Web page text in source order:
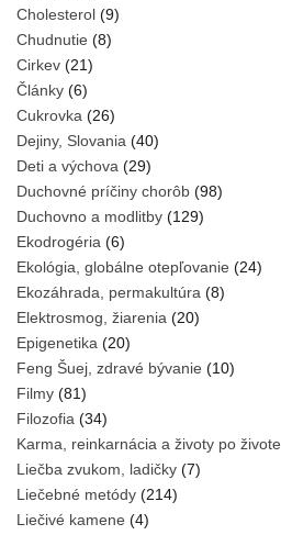
Cholesterol (9)
Chudnutie (8)
Cirkev (21)
Články (6)
Cukrovka (26)
Dejiny, Slovania (40)
Deti a výchova (29)
Duchovné príčiny chorôb (98)
Duchovno a modlitby (129)
Ekodrogéria (6)
Ekológia, globálne otepľovanie (24)
Ekozáhrada, permakultúra (8)
Elektrosmog, žiarenia (20)
Epigenetika (20)
Feng Šuej, zdravé bývanie (10)
Filmy (81)
Filozofia (34)
Karma, reinkarnácia a životy po živote
Liečba zvukom, ladičky (7)
Liečebné metódy (214)
Liečivé kamene (4)